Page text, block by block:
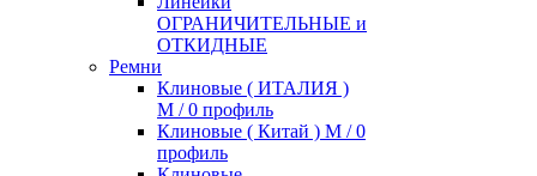
ОГРАНИЧИТЕЛЬНЫЕ и
ОТКИДНЫЕ
Ремни
Клиновые ( ИТАЛИЯ )
М / 0 профиль
Клиновые ( Китай ) М / 0
профиль